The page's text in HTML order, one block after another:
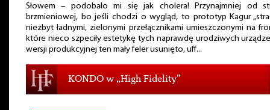
Słowem – podobało mi się jak cholera! Przynajmniej od
brzmieniowej, bo jeśli chodzi o wygląd, to prototyp Kagur
niezbyt ładnymi, zielonymi przełącznikami umieszczonymi na
które nieco szpeciły estetykę tych naprawdę urodziwych
wersji produkcyjnej ten mały feler usunięto, uff...
KONDO w „High Fidelity”